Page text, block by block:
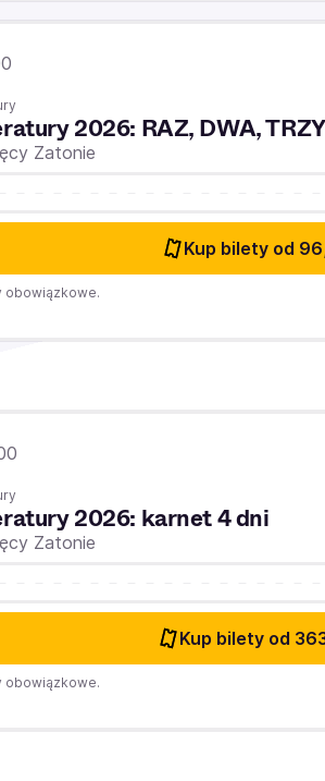
2026: RAZ, DWA,
Zatonie
Kup bilety od
obowiązkowe.
2026: karnet 4 dni
Zatonie
Kup bilety od
obowiązkowe.